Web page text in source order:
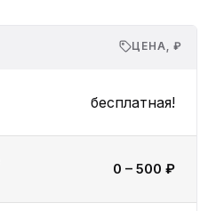
ЦЕНА, ₽
бесплатная!
0 – 500 ₽